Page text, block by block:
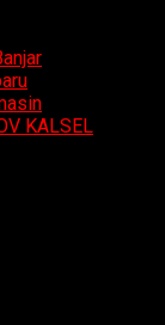
KALSEL